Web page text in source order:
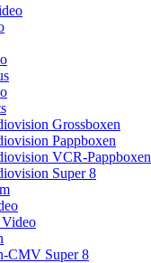
Grossboxen
Pappboxen
VCR-Pappboxen
Super 8
CMV Super 8